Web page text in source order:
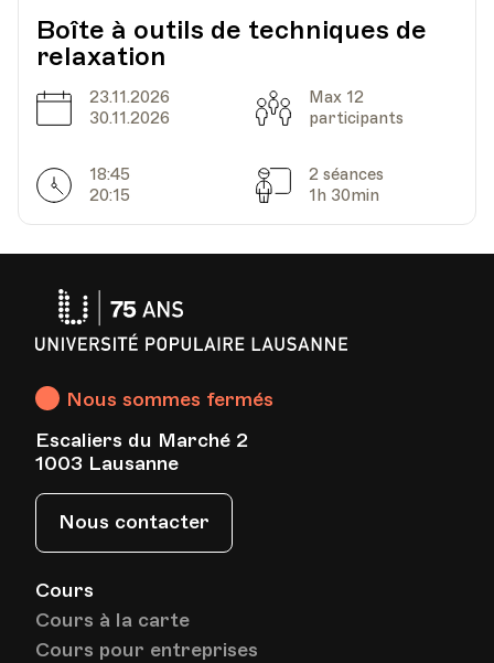
Date18.11.2021 Heure
19.40
Lieu
HEP - Haute Ecole Pédagogique
1005, Lausanne
Lieu
HEP - Haute Ecole Pédagogique
1005, Lausanne
Av. de Cour 33
Date02.12.2021
Lieu
HEP - Haute Ecole Pédagogique
1005, Lausanne
Date
Boîte à outils de techniques de
relaxation
Date
23.11.2026
30.11.2026
Capacité
Max 12
participants
Horarires
18:45
20:15
Séances
2 séances
1h 30min
Cours
Cours à la carte
Cours pour entreprises
Nous sommes fermés
Escaliers du Marché 2
1003 Lausanne
Nous contacter